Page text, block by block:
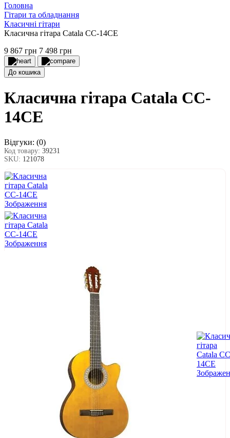
Головна
Гітари та обладнання
Класичні гітари
Класична гітара Catala CC-14CE
9 867 грн 7 498 грн
До кошика
Класична гітара Catala CC-
14CE
Відгуки: (0)
Код товару: 39231
SKU: 121078